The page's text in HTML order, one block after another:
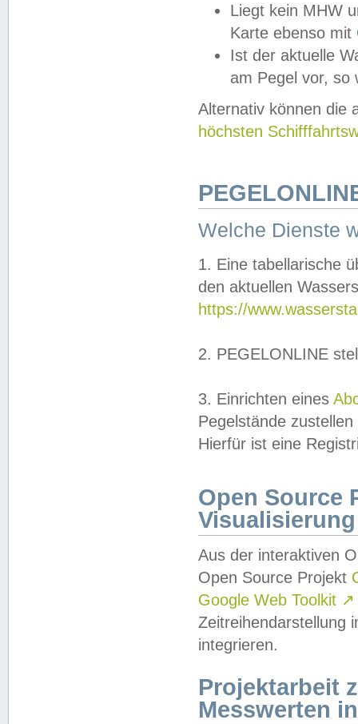
Liegt kein MHW
Karte ebenso mit
Ist der aktuelle
am Pegel vor,
Alternativ können die
höchsten
Welche Dienste
1. Eine tabellarische
den aktuellen
https://
2. PEGELONLINE
3. Einrichten eines
Pegelstände
Hierfür ist eine
Open Source
Visualisierung
Aus der interaktiven
Open Source Projekt
Google Web Toolkit ↗
Zeitreihendarstellung
integrieren.
Projektarbeit
Messwerten